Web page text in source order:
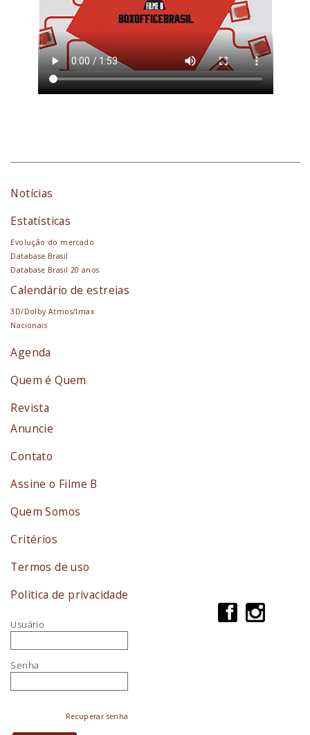
Notícias
Estatísticas
Evolução do mercado
Database Brasil
Database Brasil 20 anos
Calendário de estreias
3D/Dolby Atmos/Imax
Nacionais
Agenda
Quem é Quem
Revista
Anuncie
Contato
Assine o Filme B
Quem Somos
Critérios
Termos de uso
Política de privacidade
Usuário
Senha
Recuperar senha